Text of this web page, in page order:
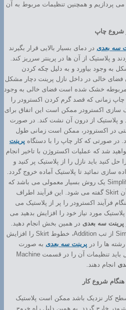
پردازیم و همچنین تنظیمات مربوط به آن
شروع چاپ
سه بعدی در دمای بسیار بالایی قرار بگیرند
پلاستیک از آن ها در پرینتر سرریز کند.
به وجود بیاورد و به دلیل چکه کردن
فضای خالی در داخل نازل پرینت دچار مشکل
مربوطه خشک شده است فضای خالی به وجود
زمانی که قصد گرم کردن اکسترودر را
سازی اکسترودر ممکن است این اتفاق برای
و پلاستیک از درون آن نشت کند. در صورت
در اکسترودر، ممکن است زمانی طول
در صورتی که کار چاپ را با دستگاه پرینت
شد که عملیات اکستروژن با تاخیر انجام
کنید باید نازل را از پلاستیک پر کنید و
سازی نمائید تا پلاستیک آماده خروج گردد.
استفاده از نرم افزار معروف Simplify3D یک روش بسیار معمولی می باشد که
در این کار استفاده می شود و به آن Skirt گفته می شود. این فرآیند اطراف
فرآیند اکسترودر را پر از پلاستیک می
مورد نیاز خود را افزایش بدهید می
پرینت سه بعدی در همین بخش انجام دهید.
برای این کار در نرم افزار Simplify3D از تب Addition، خطوط Skirt را افزایش
ها را در پرینت سه بعدی به صورت
دستی خارج می کنند. به همین دلیل باید تنظیمات آن را در قسمت Machine
انجام دهند.
شروع کار
کار نزدیک باشد ممکن است پلاستیک
خارج گردد. به همین دلیل راه خروج